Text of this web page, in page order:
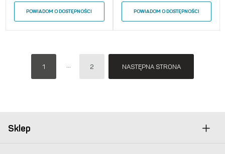
POWIADOM O DOSTĘPNOŚCI POWIADOM O DOSTĘPNOŚCI
1 2 NASTĘPNA STRONA
Sklep